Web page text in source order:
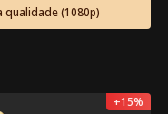
Compartilhar
qualidade (1080p)
+15%